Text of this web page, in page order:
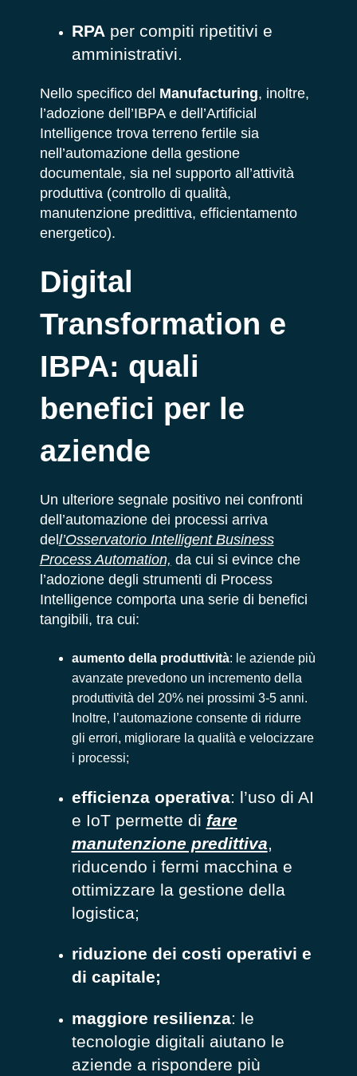
RPA per compiti ripetitivi e
amministrativi.
Nello specifico del Manufacturing, inoltre,
l’adozione dell’IBPA e dell’Artificial
Intelligence trova terreno fertile sia
nell’automazione della gestione
documentale, sia nel supporto all’attività
produttiva (controllo di qualità,
manutenzione predittiva, efficientamento
energetico).
Digital
Transformation e
IBPA: quali
benefici per le
aziende
Un ulteriore segnale positivo nei confronti
dell’automazione dei processi arriva
del l’Osservatorio Intelligent Business
Process Automation, da cui si evince che
l’adozione degli strumenti di Process
Intelligence comporta una serie di benefici
tangibili, tra cui:
aumento della produttività: le aziende più
avanzate prevedono un incremento della
produttività del 20% nei prossimi 3-5 anni.
Inoltre, l’automazione consente di ridurre
gli errori, migliorare la qualità e velocizzare
i processi;
efficienza operativa: l’uso di AI
e IoT permette di fare
manutenzione predittiva,
riducendo i fermi macchina e
ottimizzare la gestione della
logistica;
riduzione dei costi operativi e
di capitale;
maggiore resilienza: le
tecnologie digitali aiutano le
aziende a rispondere più